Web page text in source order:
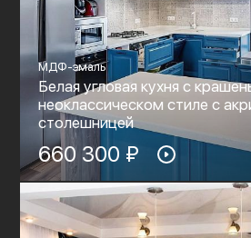
МДФ-эмаль
Белая угловая кухня с
неоклассическом стиле c
столешницей
660 300 ₽